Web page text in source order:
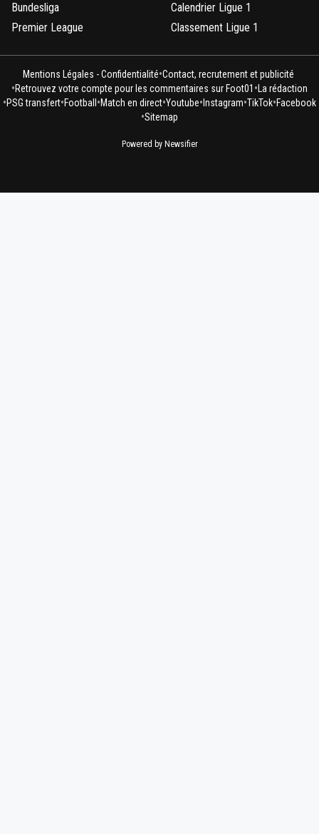
Bundesliga
Premier League
Calendrier Ligue 1
Classement Ligue 1
Mentions Légales - Confidentialité•Contact, recrutement et publicité
•Retrouvez votre compte pour les commentaires sur Foot01 •La rédaction
•PSG transfert•Football •Match en direct•Youtube• Instagram•TikTok•Facebook
•Sitemap
Powered by Newsifier